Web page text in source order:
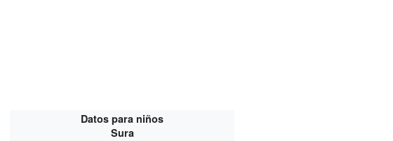
Datos para niños
Sura